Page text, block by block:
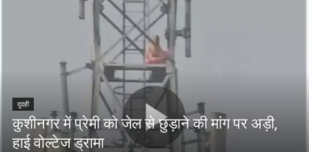
दुदही
कुशीनगर में प्रेमी को जेल से छुड़ाने की मांग पर अड़ी,
हाई वोल्टेज ड्रामा